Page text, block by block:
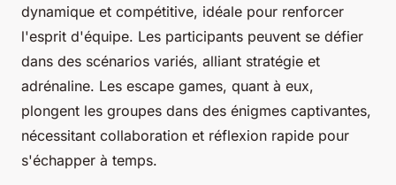
dynamique et compétitive, idéale pour renforcer
l'esprit d'équipe. Les participants peuvent se défier
dans des scénarios variés, alliant stratégie et
adrénaline. Les escape games, quant à eux,
plongent les groupes dans des énigmes captivantes,
nécessitant collaboration et réflexion rapide pour
s'échapper à temps.